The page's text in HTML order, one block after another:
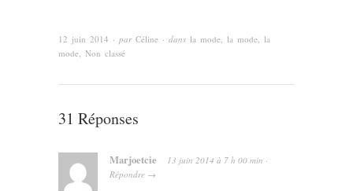
12 juin 2014 · par Céline · dans la mode, la mode, la
mode Non classé
31 Réponses
Marjoetcie 13 juin 2014 à 7 h 00 min ·
Répondre →